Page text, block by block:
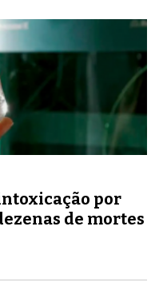
por
de mortes